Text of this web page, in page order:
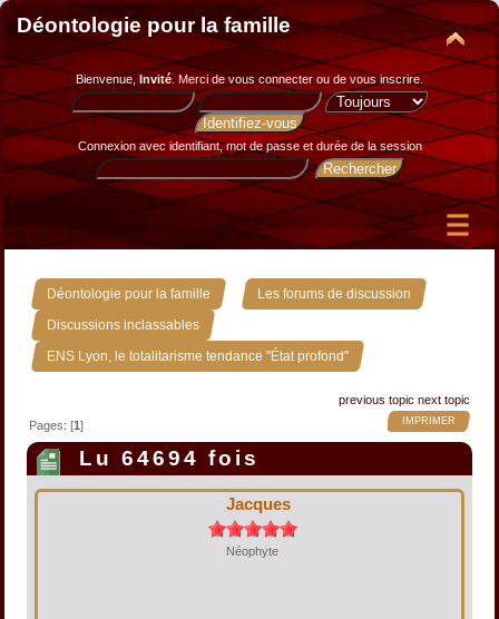
Déontologie pour la famille
Bienvenue, Invité. Merci devous connecter ou de vous inscrire.
Connexion avec identifiant, mot de passe et durée de la session
Déontologie pour la famille » Les forums de discussion »
Discussions inclassables »
ENS Lyon, le totalitarisme tendance "État profond"
previous topic next topic
IMPRIMER
Pages: [1]
Lu 64694 fois
Jacques
Néophyte